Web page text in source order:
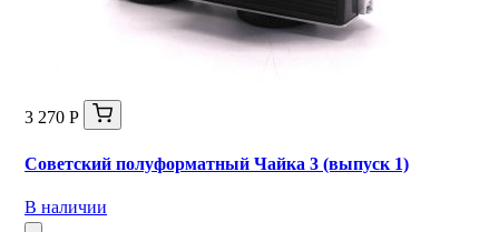
3 270 Р
Советский полуформатный Чайка 3 (выпуск 1)
В наличии